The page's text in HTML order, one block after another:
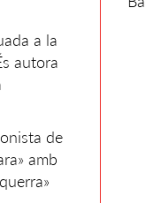
a la
autora
de
amb